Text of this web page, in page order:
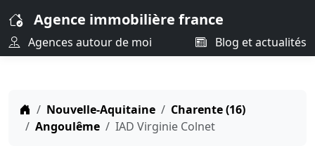
Agence immobilière france
Agences autour de moi Blog et actualités
Nouvelle-Aquitaine
Charente (16)
Angoulême
IAD Virginie Colnet